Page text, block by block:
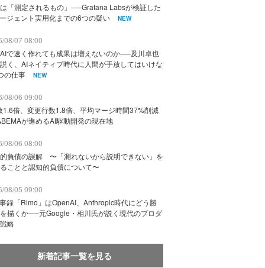
「測定されるもの」──Grafana Labsが検証した
ジェント実用化までの6つの疑い
NEW
08/07 08:00
で速く作れても成果は増えないのか──及川卓也
く、AIネイティブ時代に人間が手放してはいけな
の仕事
NEW
08/06 09:00
1.6倍、変更行数1.8倍、平均マージ時間37%削減
が進めるAI駆動開発の現在地
08/06 08:00
負債の誤解 〜「測れないから説明できない」を
ことと認知的負債について〜
08/05 09:00
録「Rimo」はOpenAI、Anthropic時代にどう勝
描くか──元Google・相川氏が説く現代のプロダ
略
新着記事一覧を見る